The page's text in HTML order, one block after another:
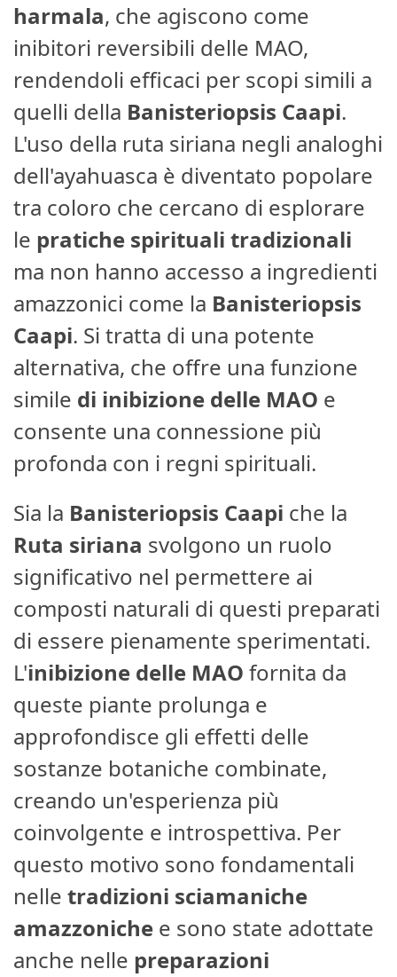
harmala, che agiscono come
inibitori reversibili delle MAO,
rendendoli efficaci per scopi simili a
quelli della Banisteriopsis Caapi.
L'uso della ruta siriana negli analoghi
dell'ayahuasca è diventato popolare
tra coloro che cercano di esplorare
le pratiche spirituali tradizionali
ma non hanno accesso a ingredienti
amazzonici come la Banisteriopsis
Caapi. Si tratta di una potente
alternativa, che offre una funzione
simile di inibizione delle MAO e
consente una connessione più
profonda con i regni spirituali.
Sia la Banisteriopsis Caapi che la
Ruta siriana svolgono un ruolo
significativo nel permettere ai
composti naturali di questi preparati
di essere pienamente sperimentati.
L'inibizione delle MAO fornita da
queste piante prolunga e
approfondisce gli effetti delle
sostanze botaniche combinate,
creando un'esperienza più
coinvolgente e introspettiva. Per
questo motivo sono fondamentali
nelle tradizioni sciamaniche
amazzoniche e sono state adottate
anche nelle preparazioni